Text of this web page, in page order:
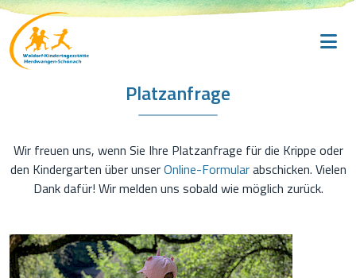
Platzanfrage
Wir freuen uns, wenn Sie Ihre Platzanfrage für die Krippe oder
den Kindergarten über unserOnline-Formularabschicken. Vielen
Dank dafür! Wir melden uns sobald wie möglich zurück.